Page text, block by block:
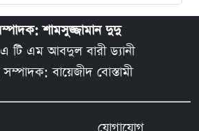
শামসুজ্জামান দুদু
টি এম আবদুল বারী ড্যানী
সম্পাদক: বায়েজীদ বোস্তামী